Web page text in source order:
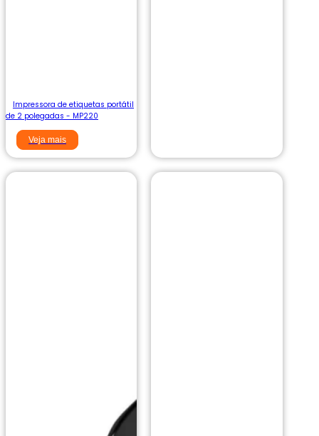
Impressora de etiquetas portátil
de 2 polegadas - MP220
Veja mais